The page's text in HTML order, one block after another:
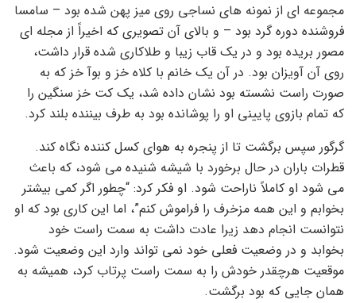
مجموعه ای از نمونه های نساجی روی میز پهن شده بود – سامسا
فروشنده دوره گرد بود – و بالای آن تصویری که اخیراً از مجله ای
مصور بریده بود و در یک قاب زیبا و طلاکاری شده قرار داشت،
روی آن آویزان بود. در آن یک خانم با کلاه خز و بوآ خز که به
صورت راست نشسته بود نشان داده شد، یک کت خز سنگین را
که تمام بازوی پایینی او را پوشانده بود به طرف بیننده بلند کرد.
گرگور سپس برگشت تا از پنجره به هوای کسل کننده نگاه کند.
قطرات باران در حال برخورد با شیشه شنیده می شود، که باعث
می شود او کاملاً ناراحت شود. او فکر کرد: “چطور اگر کمی بیشتر
بخوابم و این همه مزخرف را فراموش کنم”، اما این کاری بود که او
نتوانست انجام دهد زیرا عادت داشت به سمت راست خود
بخوابد و در وضعیت فعلی خود نمی تواند وارد این وضعیت شود.
موقعیت هرچقدر خودش را به سمت راست پرتاب کرد، همیشه به
همان جایی که بود برگشت.